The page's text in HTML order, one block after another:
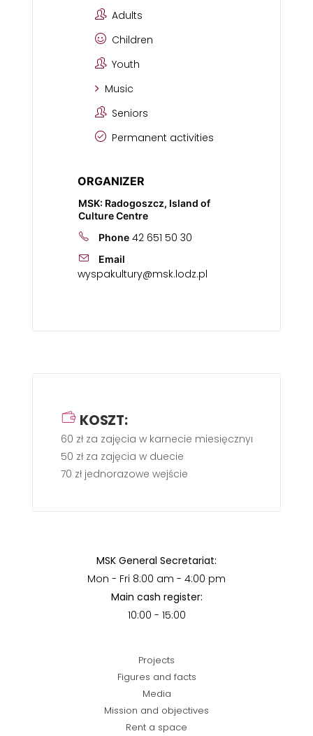
Adults
Children
Youth
Music
Seniors
Permanent activities
ORGANIZER
MSK: Radogoszcz, Island of
Culture Centre
Phone 42 651 50 30
Email
wyspakultury@msk.lodz.pl
KOSZT:
60 zł za zajęcia w karnecie miesięcznym
50 zł za zajęcia w duecie
70 zł jednorazowe wejście
MSK General Secretariat:
Mon - Fri 8:00 am - 4:00 pm
Main cash register:
10:00 - 15:00
Projects
Figures and facts
Media
Mission and objectives
Rent a space